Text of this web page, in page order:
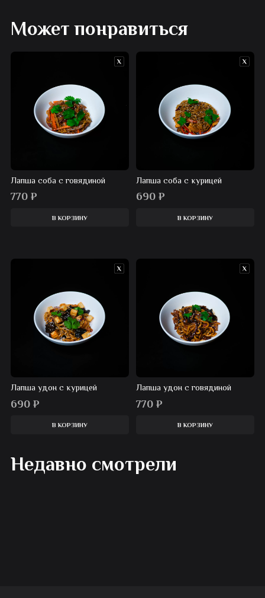
Может понравиться
Лапша соба с говядиной
770 ₽
В КОРЗИНУ
Лапша соба с курицей
690₽
В КОРЗИНУ
Лапша удон с курицей
690 ₽
В КОРЗИНУ
Лапша удон с говядиной
770₽
В КОРЗИНУ
Недавно смотрели